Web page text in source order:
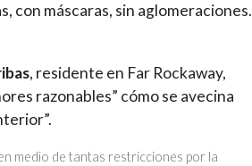
con máscaras, sin aglomeraciones.
, residente en Far Rockaway,
razonables” cómo se avecina
medio de tantas restricciones por la